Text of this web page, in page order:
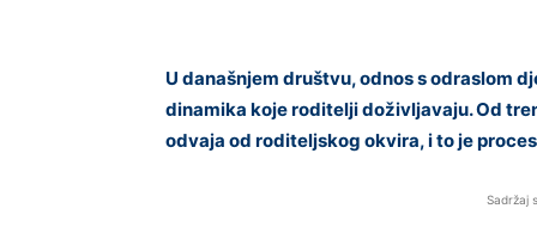
U današnjem društvu, odnos s odraslom
dinamika koje roditelji doživljavaju. Od
odvaja od roditeljskog okvira, i to je
Sadržaj